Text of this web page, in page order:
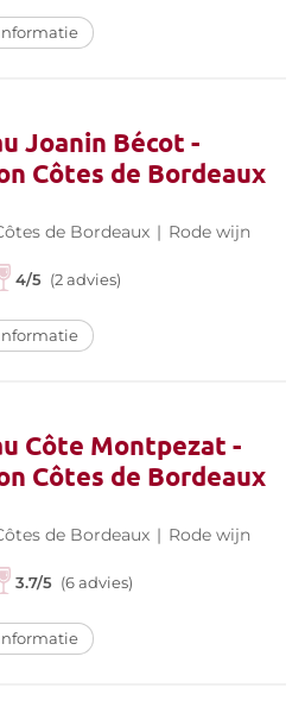
Joanin Bécot -
Côtes de Bordeaux
de Bordeaux | Rode wijn
4/5 (2 advies)
Côte Montpezat -
Côtes de Bordeaux
de Bordeaux | Rode wijn
3.7/5 (6 advies)